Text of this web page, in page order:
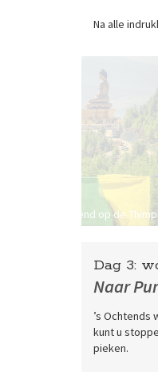
Na alle
uitkijkend op de
Dag 3:
Naar
’s Ochtends
kunt u
pieken.